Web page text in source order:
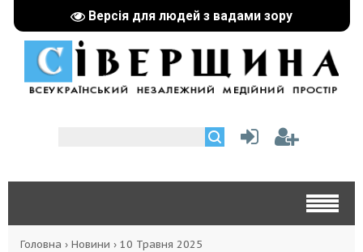
Версія для людей з вадами зору
Головна › Новини › 10 Травня 2025